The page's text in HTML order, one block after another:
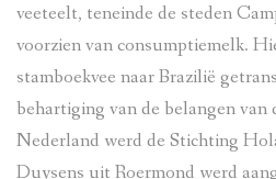
veeteelt, teneinde de steden
voorzien van consumptiemelk.
stamboekvee naar Brazilië
behartiging van de belangen van
Nederland werd de Stichting
Duysens uit Roermond werd